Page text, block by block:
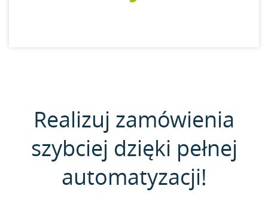
Realizuj zamówienia
szybciej dzięki pełnej
automatyzacji!